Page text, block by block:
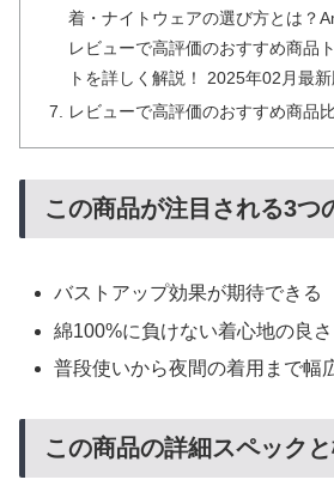
着・ナイトウェアの選び方とは？
レビューで高評価のおすすめ商品
トを詳しく解説！ 2025年02月最新
レビューで高評価のおすすめ商品
この商品が注目される3つ
バストアップ効果が期待できる
綿100%に負けない着心地の良さ
普段使いから夜間の着用まで幅
この商品の詳細スペック